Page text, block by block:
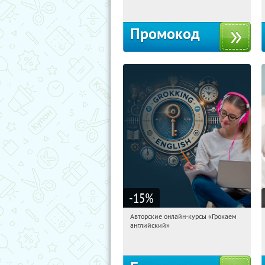
Промокод
-15%
21:36:19 Получили:
Авторские онлайн-курсы «Грокаем
английский»